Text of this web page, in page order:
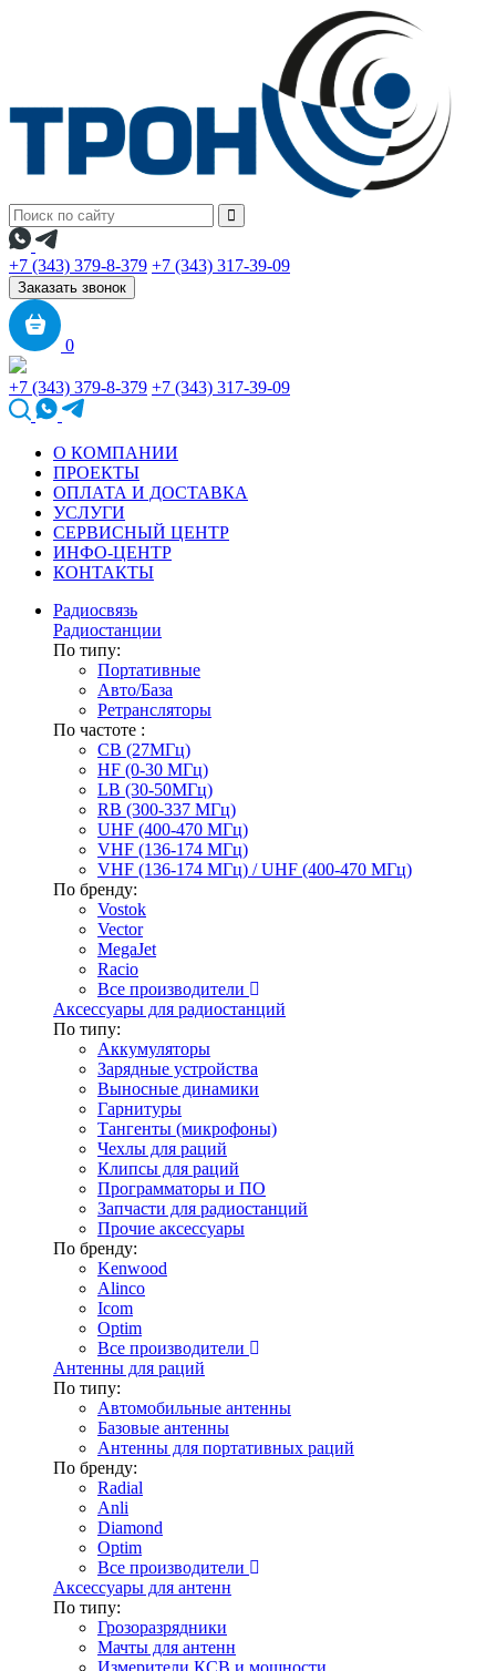
+7 (343) 379-8-379 +7 (343) 317-39-09
Заказать звонок
0
+7 (343) 379-8-379 +7 (343) 317-39-09
О КОМПАНИИ
ПРОЕКТЫ
ОПЛАТА И ДОСТАВКА
УСЛУГИ
СЕРВИСНЫЙ ЦЕНТР
ИНФО-ЦЕНТР
КОНТАКТЫ
Радиосвязь
Радиостанции
По типу:
Портативные
Авто/База
Ретрансляторы
По частоте :
CB (27МГц)
HF (0-30 МГц)
LB (30-50МГц)
RB (300-337 МГц)
UHF (400-470 МГц)
VHF (136-174 МГц)
VHF (136-174 МГц) / UHF (400-470 МГц)
По бренду:
Vostok
Vector
MegaJet
Racio
Все производители
Аксессуары для радиостанций
По типу:
Аккумуляторы
Зарядные устройства
Выносные динамики
Гарнитуры
Тангенты (микрофоны)
Чехлы для раций
Клипсы для раций
Программаторы и ПО
Запчасти для радиостанций
Прочие аксессуары
По бренду:
Kenwood
Alinco
Icom
Optim
Все производители
Антенны для раций
По типу:
Автомобильные антенны
Базовые антенны
Антенны для портативных раций
По бренду:
Radial
Anli
Diamond
Optim
Все производители
Аксессуары для антенн
По типу:
Грозоразрядники
Мачты для антенн
Измерители КСВ и мощности